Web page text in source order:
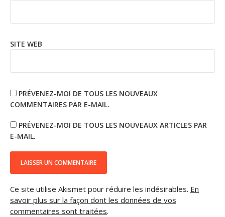
SITE WEB
PRÉVENEZ-MOI DE TOUS LES NOUVEAUX
COMMENTAIRES PAR E-MAIL.
PRÉVENEZ-MOI DE TOUS LES NOUVEAUX ARTICLES PAR
E-MAIL.
Ce site utilise Akismet pour réduire les indésirables. En
savoir plus sur la façon dont les données de vos
commentaires sont traitées.